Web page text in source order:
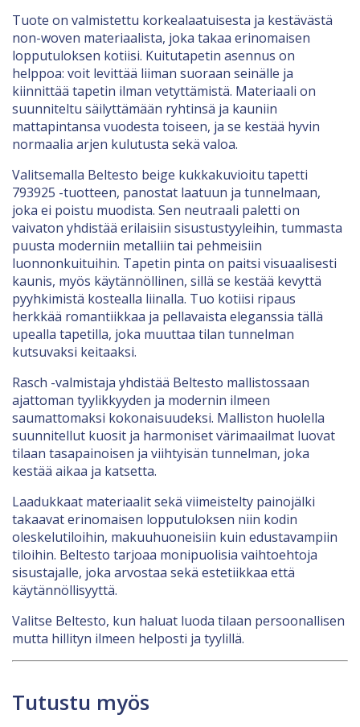
Tuote on valmistettu korkealaatuisesta ja kestävästä
non-woven materiaalista, joka takaa erinomaisen
lopputuloksen kotiisi. Kuitutapetin asennus on
helppoa: voit levittää liiman suoraan seinälle ja
kiinnittää tapetin ilman vetyttämistä. Materiaali on
suunniteltu säilyttämään ryhtinsä ja kauniin
mattapintansa vuodesta toiseen, ja se kestää hyvin
normaalia arjen kulutusta sekä valoa.
Valitsemalla Beltesto beige kukkakuvioitu tapetti
793925 -tuotteen, panostat laatuun ja tunnelmaan,
joka ei poistu muodista. Sen neutraali paletti on
vaivaton yhdistää erilaisiin sisustustyyleihin, tummasta
puusta moderniin metalliin tai pehmeisiin
luonnonkuituihin. Tapetin pinta on paitsi visuaalisesti
kaunis, myös käytännöllinen, sillä se kestää kevyttä
pyyhkimistä kostealla liinalla. Tuo kotiisi ripaus
herkkää romantiikkaa ja pellavaista eleganssia tällä
upealla tapetilla, joka muuttaa tilan tunnelman
kutsuvaksi keitaaksi.
Rasch -valmistaja yhdistää Beltesto mallistossaan
ajattoman tyylikkyyden ja modernin ilmeen
saumattomaksi kokonaisuudeksi. Malliston huolella
suunnitellut kuosit ja harmoniset värimaailmat luovat
tilaan tasapainoisen ja viihtyisän tunnelman, joka
kestää aikaa ja katsetta.
Laadukkaat materiaalit sekä viimeistelty painojälki
takaavat erinomaisen lopputuloksen niin kodin
oleskelutiloihin, makuuhuoneisiin kuin edustavampiin
tiloihin. Beltesto tarjoaa monipuolisia vaihtoehtoja
sisustajalle, joka arvostaa sekä estetiikkaa että
käytännöllisyyttä.
Valitse Beltesto, kun haluat luoda tilaan persoonallisen
mutta hillityn ilmeen helposti ja tyylillä.
Tutustu myös